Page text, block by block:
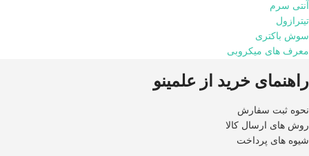
آنتی سرم
تیترازول
سوش باکتری
معرف های میکروبی
راهنمای خرید از علمینو
نحوه ثبت سفارش
روش های ارسال کالا
شیوه های پرداخت